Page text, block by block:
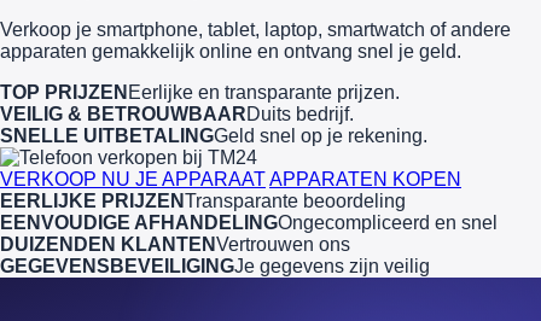
Verkoop je smartphone, tablet, laptop, smartwatch of andere
apparaten gemakkelijk online en ontvang snel je geld.
TOP PRIJZEN Eerlijke en transparante prijzen.
VEILIG & BETROUWBAARDuits bedrijf.
SNELLE UITBETALINGGeld snel op je rekening.
VERKOOP NU JE APPARAATAPPARATEN KOPEN
EERLIJKE PRIJZENTransparante beoordeling
EENVOUDIGE AFHANDELINGOngecompliceerd en snel
DUIZENDEN KLANTENVertrouwen ons
GEGEVENSBEVEILIGINGJe gegevens zijn veilig